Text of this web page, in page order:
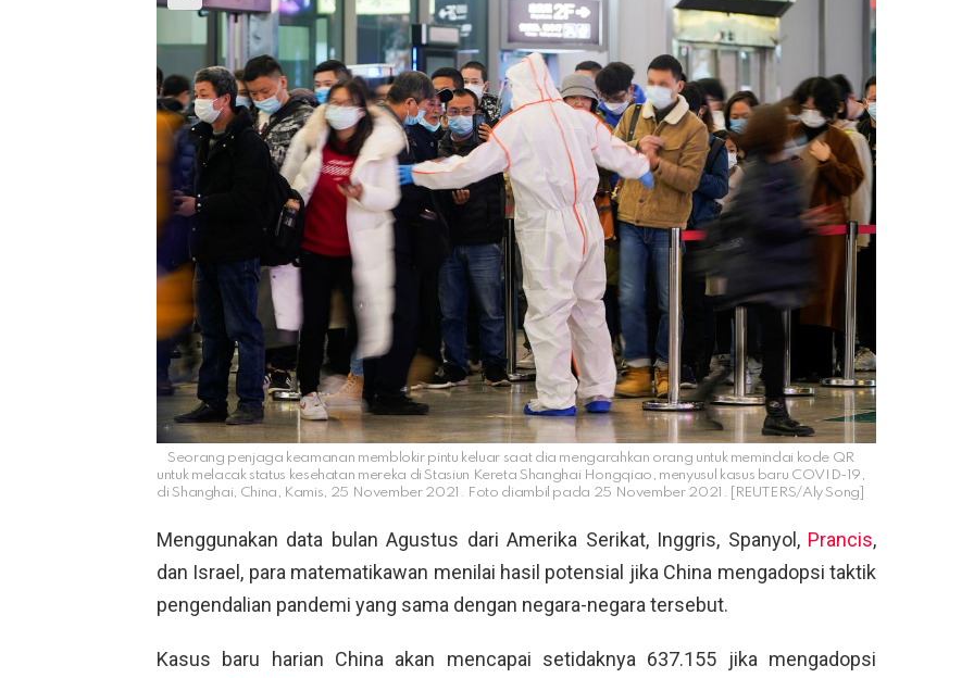
Seorang penjaga keamanan memblokir pintu keluar saat dia mengarahkan orang untuk memindai kode QR
untuk melacak status kesehatan mereka di Stasiun Kereta Shanghai Hongqiao, menyusul kasus baru COVID-19,
di Shanghai, China, Kamis, 25 November 2021. Foto diambil pada 25 November 2021. [REUTERS/Aly Song]
Menggunakan data bulan Agustus dari Amerika Serikat, Inggris, Spanyol, Prancis,
dan Israel, para matematikawan menilai hasil potensial jika China mengadopsi taktik
pengendalian pandemi yang sama dengan negara-negara tersebut.
Kasus baru harian China akan mencapai setidaknya 637.155 jika mengadopsi